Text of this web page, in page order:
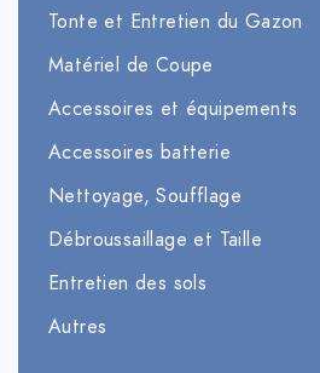
Tonte et Entretien du Gazon
Matériel de Coupe
Accessoires et équipements
Accessoires batterie
Nettoyage, Soufflage
Débroussaillage et Taille
Entretien des sols
Autres